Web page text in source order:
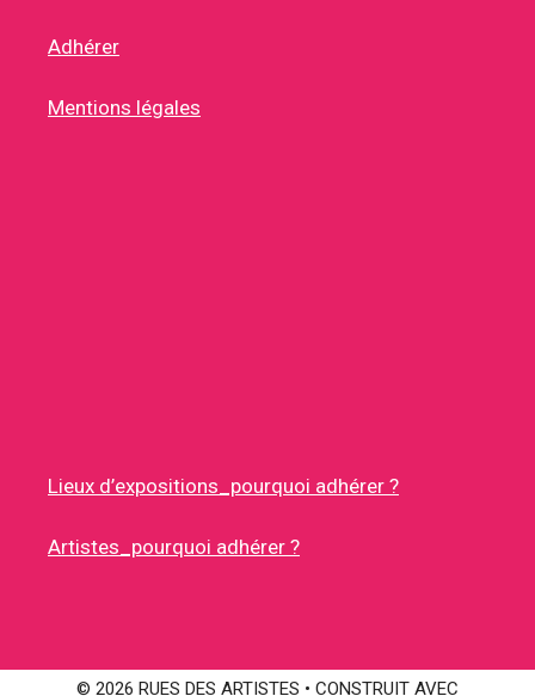
Adhérer
Mentions légales
Lieux d’expositions_pourquoi adhérer ?
Artistes_pourquoi adhérer ?
© 2026 RUES DES ARTISTES • CONSTRUIT AVEC